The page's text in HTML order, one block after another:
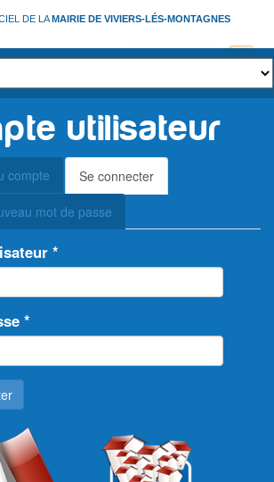
DE LAMAIRIE DE VIVIERS-LÉS-MONTAGNES
utilisateur
compte Se connecter
actif)
mot de passe
*
*